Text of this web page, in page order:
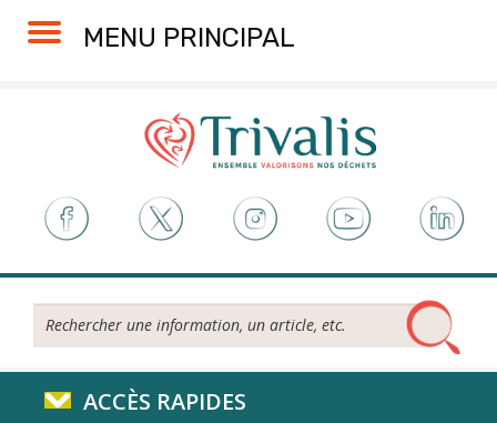
MENU PRINCIPAL
Rechercher...
ACCÈS RAPIDES